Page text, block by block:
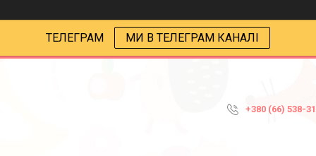
ТЕЛЕГРАМ МИ В ТЕЛЕГРАМ КАНАЛІ
+380 (66) 538-